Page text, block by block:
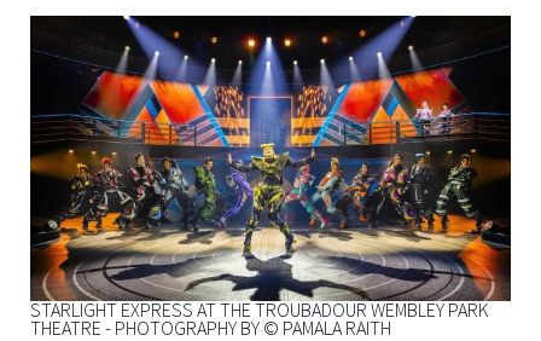
STARLIGHT EXPRESS AT THE TROUBADOUR WEMBLEY PARK
THEATRE - PHOTOGRAPHY BY © PAMALA RAITH